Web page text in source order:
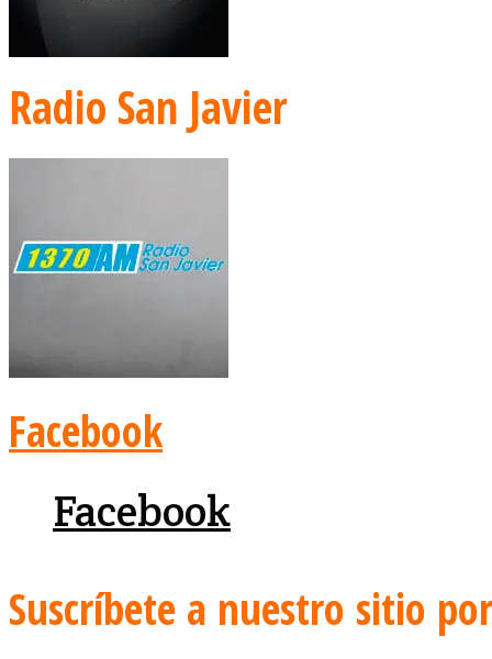
Radio San Javier
Facebook
Facebook
Suscríbete a nuestro sitio